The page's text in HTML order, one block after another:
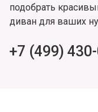
подобрать
диван для ваших
+7 (499)